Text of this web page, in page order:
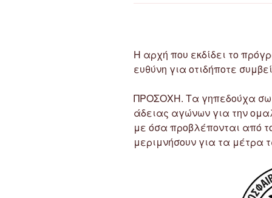
Η αρχή που εκδίδει το
ευθύνη για οτιδήποτε
ΠΡΟΣΟΧΗ. Τα γηπεδούχα
άδειας αγώνων για την
με όσα προβλέπονται από
μεριμνήσουν για τα μέτρα